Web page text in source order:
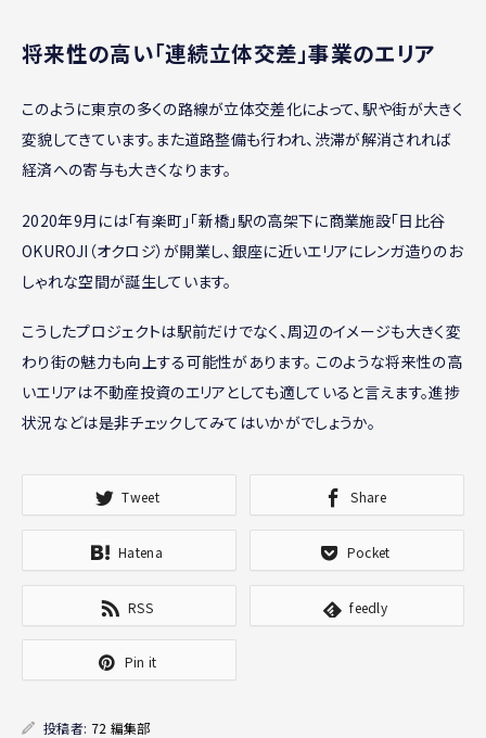
将来性の高い「連続立体交差」事業のエリア
このように東京の多くの路線が立体交差化によって、駅や街が大きく
変貌してきています。また道路整備も行われ、渋滞が解消されれば
経済への寄与も大きくなります。
2020年9月には「有楽町」「新橋」駅の高架下に商業施設「日比谷
OKUROJI（オクロジ）が開業し、銀座に近いエリアにレンガ造りのお
しゃれな空間が誕生しています。
こうしたプロジェクトは駅前だけでなく、周辺のイメージも大きく変
わり街の魅力も向上する可能性があります。 このような将来性の高
いエリアは不動産投資のエリアとしても適していると言えます。進捗
状況などは是非チェックしてみてはいかがでしょうか。
Tweet Share
Hatena Pocket
RSS feedly
Pin it
投稿者: 72 編集部